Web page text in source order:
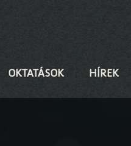
OKTATÁSOK HÍREK